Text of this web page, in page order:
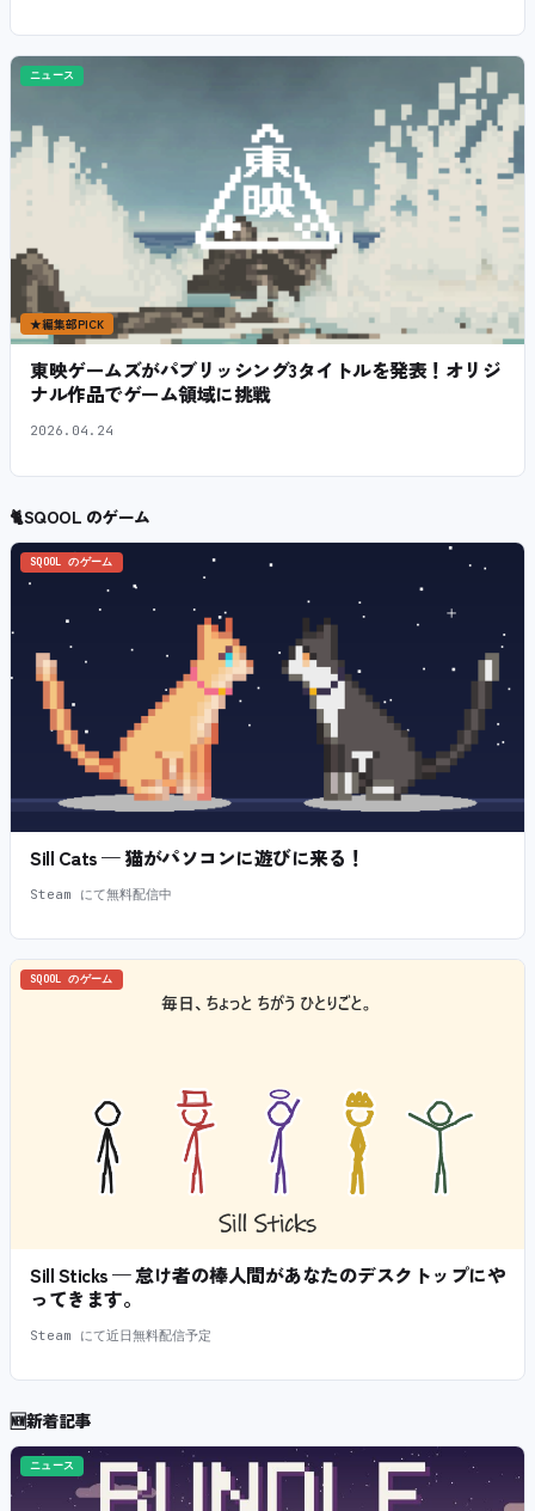
ニュース
★編集部PICK
東映ゲームズがパブリッシング3タイトルを発表！オリジ
ナル作品でゲーム領域に挑戦
2026.04.24
🐈SQOOL のゲーム
SQOOL のゲーム
Sill Cats — 猫がパソコンに遊びに来る！
Steam にて無料配信中
SQOOL のゲーム
Sill Sticks — 怠け者の棒人間があなたのデスクトップにや
ってきます。
Steam にて近日無料配信予定
🆕新着記事
ニュース